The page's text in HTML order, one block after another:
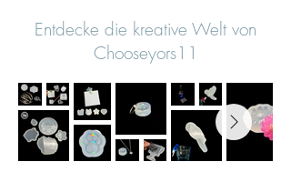
Entdecke die kreative Welt von
Chooseyors11